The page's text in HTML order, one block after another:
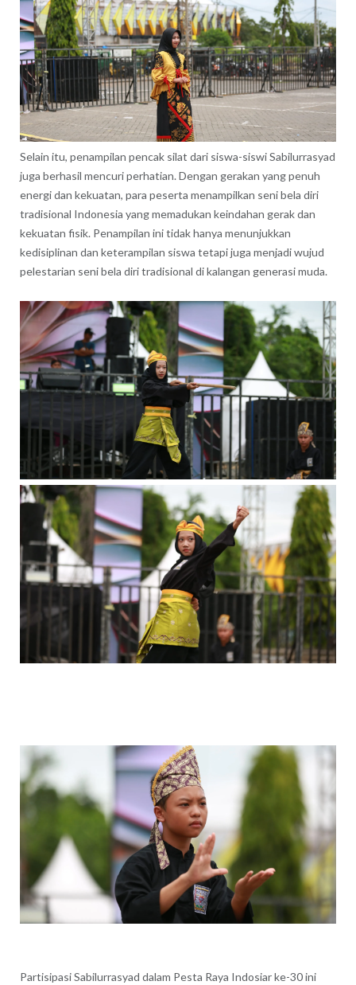
Selain itu, penampilan pencak silat dari siswa-siswi Sabilurrasyad
juga berhasil mencuri perhatian. Dengan gerakan yang penuh
energi dan kekuatan, para peserta menampilkan seni bela diri
tradisional Indonesia yang memadukan keindahan gerak dan
kekuatan fisik. Penampilan ini tidak hanya menunjukkan
kedisiplinan dan keterampilan siswa tetapi juga menjadi wujud
pelestarian seni bela diri tradisional di kalangan generasi muda.
Partisipasi Sabilurrasyad dalam Pesta Raya Indosiar ke-30 ini